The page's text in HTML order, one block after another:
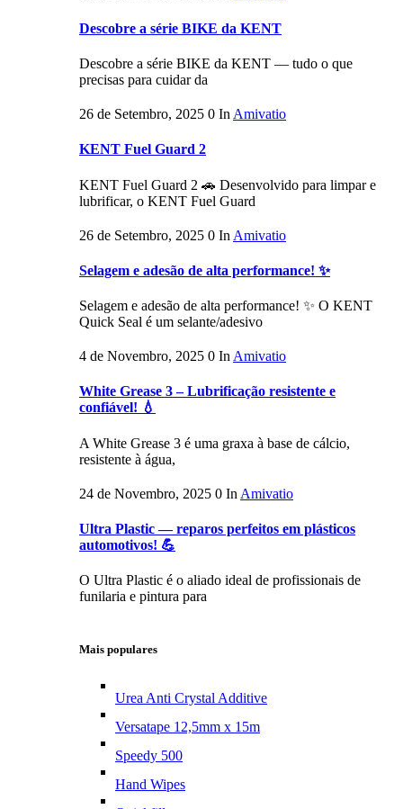
Descobre a série BIKE da KENT
Descobre a série BIKE da KENT — tudo o que
precisas para cuidar da
26 de Setembro, 2025 0 In Amivatio
KENT Fuel Guard 2
KENT Fuel Guard 2 🚗 Desenvolvido para limpar e
lubrificar, o KENT Fuel Guard
26 de Setembro, 2025 0 In Amivatio
Selagem e adesão de alta performance! ✨
Selagem e adesão de alta performance! ✨ O KENT
Quick Seal é um selante/adesivo
4 de Novembro, 2025 0 In Amivatio
White Grease 3 – Lubrificação resistente e
confiável! 💧
A White Grease 3 é uma graxa à base de cálcio,
resistente à água,
24 de Novembro, 2025 0 In Amivatio
Ultra Plastic — reparos perfeitos em plásticos
automotivos! 💪
O Ultra Plastic é o aliado ideal de profissionais de
funilaria e pintura para
Mais populares
Urea Anti Crystal Additive
Versatape 12,5mm x 15m
Speedy 500
Hand Wipes